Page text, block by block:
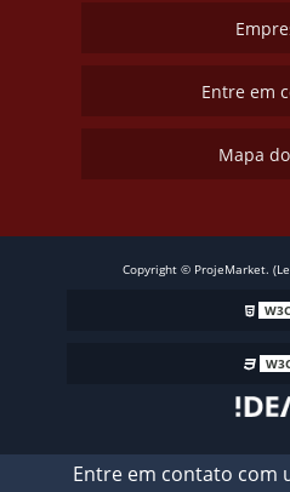
Entre em contato com
Entre em
Mapa
Copyright © ProjeMarket.
W3C